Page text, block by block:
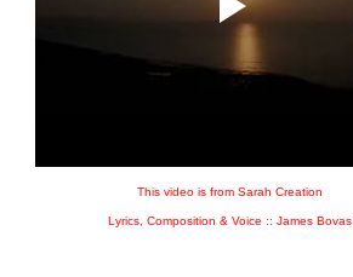
This video is from Sarah Creation
Lyrics, Composition & Voice :: James Bovas